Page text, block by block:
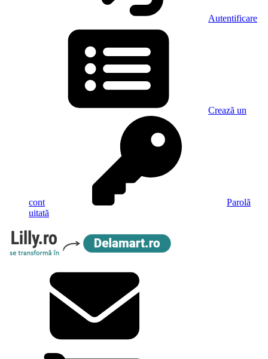
Autentificare
Crează un
cont
Parolă
uitată